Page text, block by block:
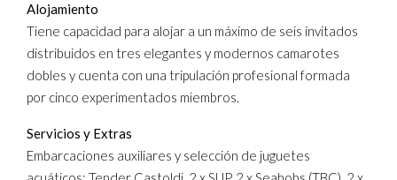
Alojamiento
Tiene capacidad para alojar a un máximo de seis invitados
distribuidos en tres elegantes y modernos camarotes
dobles y cuenta con una tripulación profesional formada
por cinco experimentados miembros.
Servicios y Extras
Embarcaciones auxiliares y selección de juguetes